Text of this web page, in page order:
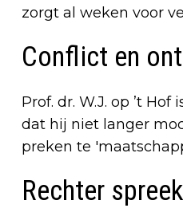
zorgt al weken voor
Conflict en
Prof. dr. W.J. op ’t
dat hij niet langer
preken te
Rechter